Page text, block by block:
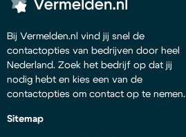
Bij Vermelden.nl vind jij snel de
contactopties van bedrijven door heel
Nederland. Zoek het bedrijf op dat jij
nodig hebt en kies een van de
contactopties om contact op te nemen.
Sitemap